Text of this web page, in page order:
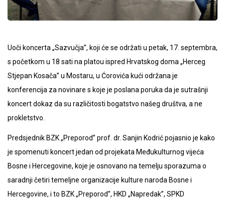
Uoči koncerta „Sazvučja”, koji će se održati u petak, 17. septembra,
s početkom u 18 sati na platou ispred Hrvatskog doma „Herceg
Stjepan Kosača” u Mostaru, u Ćorovića kući održana je
konferencija za novinare s koje je poslana poruka da je sutrašnji
koncert dokaz da su različitosti bogatstvo našeg društva, a ne
prokletstvo.
Predsjednik BZK „Preporod” prof. dr. Sanjin Kodrić pojasnio je kako
je spomenuti koncert jedan od projekata Međukulturnog vijeća
Bosne i Hercegovine, koje je osnovano na temelju sporazuma o
saradnji četiri temeljne organizacije kulture naroda Bosne i
Hercegovine, i to BZK „Preporod”, HKD „Napredak”, SPKD